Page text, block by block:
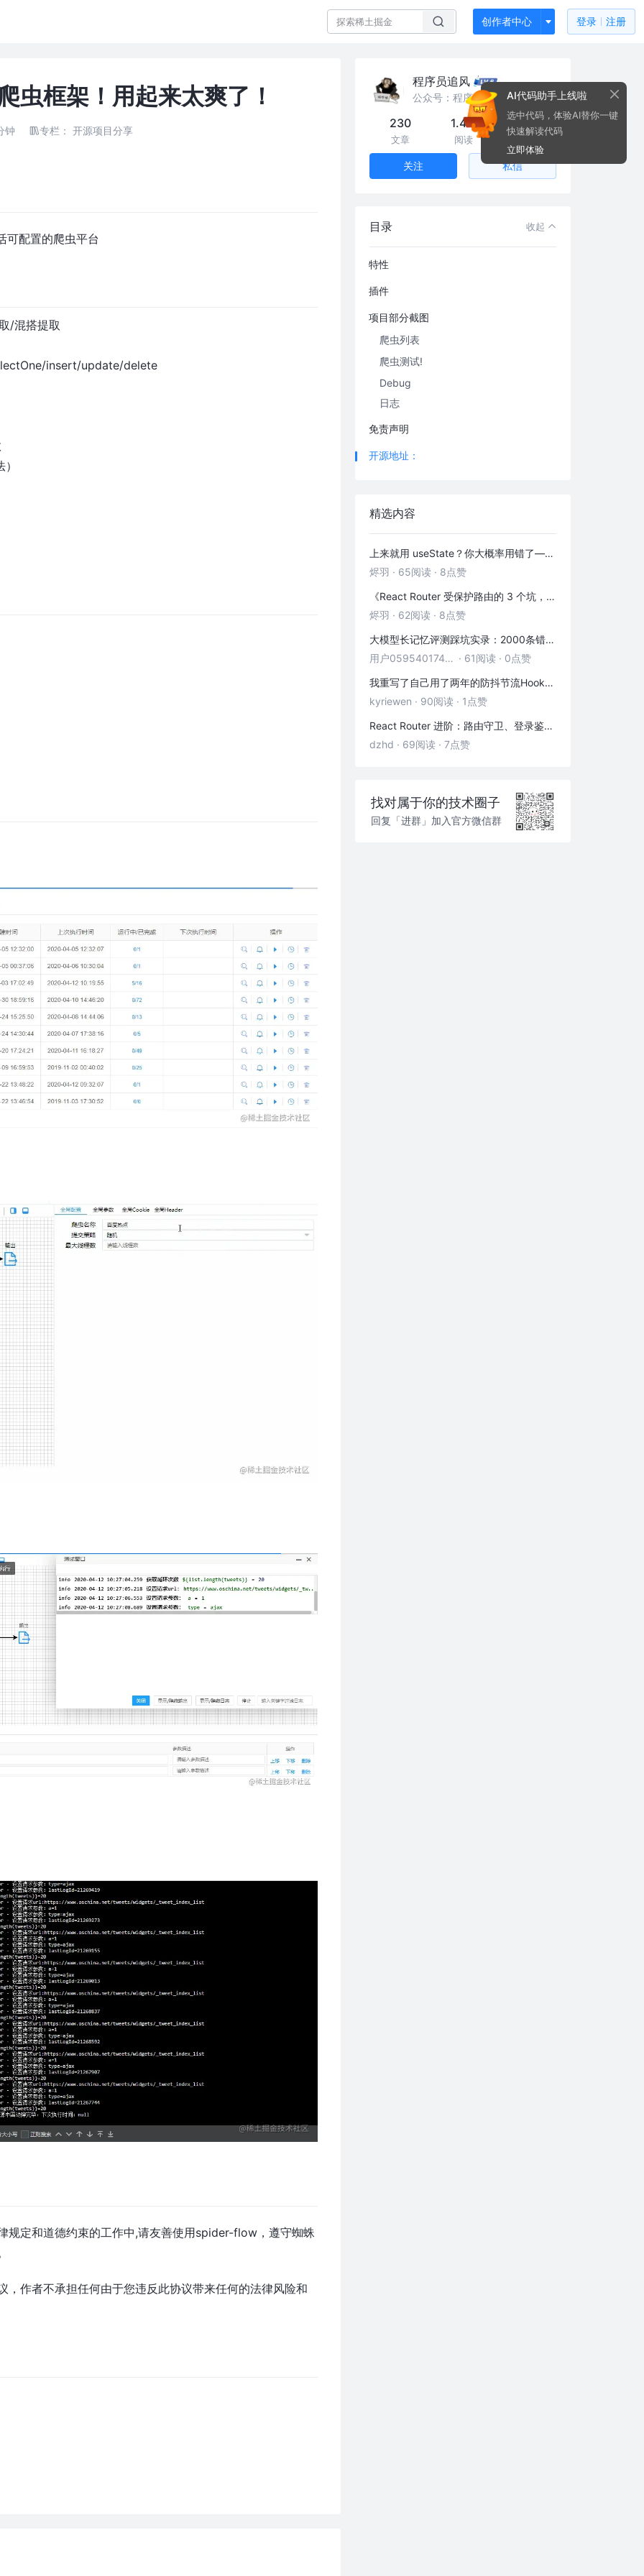
创作者中心 登录 注册
虫框架！用起来太爽了！
钟 专栏：开源项目分享
可配置的爬虫平台
/混搭提取
insert/update/delete
定和道德约束的工作中,请友善使用spider-flow，遵守蜘蛛
作者不承担任何由于您违反此协议带来任何的法律风险和
程序员追风
公众号：程序员追风
230
文章
1.4m
阅读
14k
粉丝
关注 私信
目录 收起
特性
插件
项目部分截图
爬虫列表
爬虫测试!
Debug
日志
免责声明
开源地址：
精选内容
上来就用 useState？你大概率用错了——useRef 的三种正确打开方式
烬羽 · 65阅读 · 8点赞
《React Router 受保护路由的 3 个坑，第 2 个 90% 的人都踩过》
烬羽 · 62阅读 · 8点赞
大模型长记忆评测踩坑实录：2000条错位记忆，让我排查了整整3小时
用户05954017446 · 61阅读 · 0点赞
我重写了自己用了两年的防抖节流Hook——发现里面藏着3个隐藏bug
kyriewen · 90阅读 · 1点赞
React Router 进阶：路由守卫、登录鉴权与状态传递
dzhd · 69阅读 · 7点赞
找对属于你的技术圈子
回复「进群」加入官方微信群
AI代码助手上线啦
选中代码，体验AI替你一键
快速解读代码
立即体验